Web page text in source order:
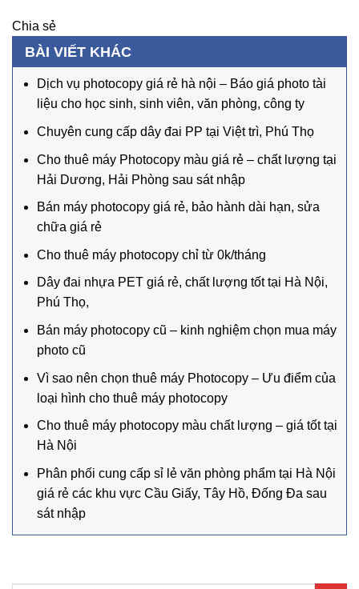
Chia sẻ
BÀI VIẾT KHÁC
Dịch vụ photocopy giá rẻ hà nội – Báo giá photo tài
liệu cho học sinh, sinh viên, văn phòng, công ty
Chuyên cung cấp dây đai PP tại Việt trì, Phú Thọ
Cho thuê máy Photocopy màu giá rẻ – chất lượng tại
Hải Dương, Hải Phòng sau sát nhập
Bán máy photocopy giá rẻ, bảo hành dài hạn, sửa
chữa giá rẻ
Cho thuê máy photocopy chỉ từ 0k/tháng
Dây đai nhựa PET giá rẻ, chất lượng tốt tại Hà Nội,
Phú Thọ,
Bán máy photocopy cũ – kinh nghiệm chọn mua máy
photo cũ
Vì sao nên chọn thuê máy Photocopy – Ưu điểm của
loại hình cho thuê máy photocopy
Cho thuê máy photocopy màu chất lượng – giá tốt tại
Hà Nội
Phân phối cung cấp sỉ lẻ văn phòng phẩm tại Hà Nội
giá rẻ các khu vực Cầu Giấy, Tây Hồ, Đống Đa sau
sát nhập